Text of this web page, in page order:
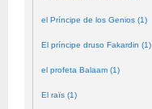
el Príncipe de los Genios (1)
El príncipe druso Fakardin (1)
el profeta Balaam (1)
El raïs (1)